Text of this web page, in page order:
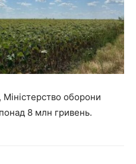
оборони
8 млн гривень.